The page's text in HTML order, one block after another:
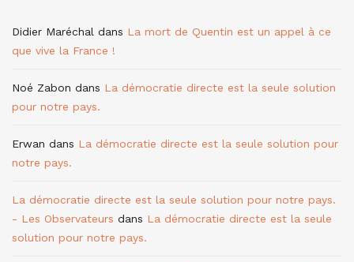
Didier Maréchal dans La mort de Quentin est un appel à ce
que vive la France !
Noé Zabon dans La démocratie directe est la seule solution
pour notre pays.
Erwan dans La démocratie directe est la seule solution pour
notre pays.
La démocratie directe est la seule solution pour notre pays.
- Les Observateurs dans La démocratie directe est la seule
solution pour notre pays.